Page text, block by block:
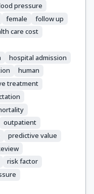
pressure
female
follow up
care cost
hospital admission
human
treatment
outpatient
predictive value
risk factor